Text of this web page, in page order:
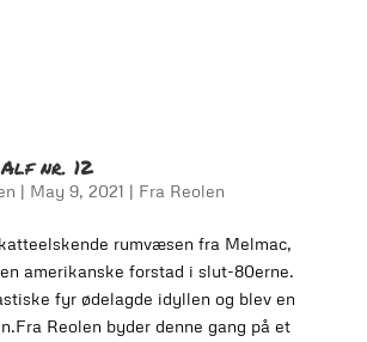
nr. 12
| May 9, 2021 | Fra Reolen
rumvæsen fra Melmac,
amerikanske forstad i slut-80erne.
fyr ødelagde idyllen og blev en
Reolen byder denne gang på et